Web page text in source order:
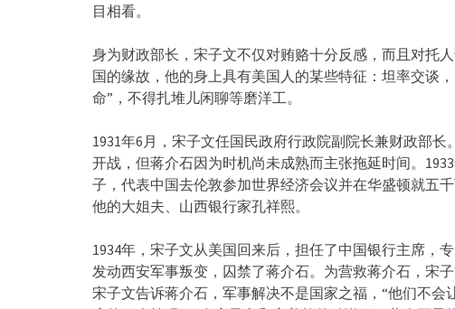
目相看。
身为财政部长，宋子文不仅对贿赂十分反感，而且对托
国的缘故，他的身上具有美国人的某些特征：坦率交谈
命”，不得扎堆儿闲聊等磨洋工。
1931年6月，宋子文任国民政府行政院副院长兼财政部
开战，但蒋介石因为时机尚未成熟而主张拖延时间。
子，代表中国去伦敦参加世界经济会议并在华盛顿就五
他的大姐夫、山西银行家孔祥熙。
1934年，宋子文从美国回来后，担任了中国银行主席，
发动西安军事叛变，囚禁了蒋介石。为营救蒋介石，宋
宋子文告诉蒋介石，军事解决不是国家之福，“他们不